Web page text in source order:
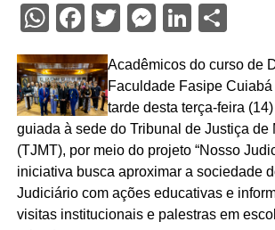
WhatsApp
Facebook
Twitter
Acadêmicos do curso de
Faculdade Fasipe
tarde desta terça-feira
guiada à sede do Tribunal de Justiça de
(TJMT), por meio do projeto “Nosso
iniciativa busca aproximar a sociedade
Judiciário com ações educativas e
visitas institucionais e palestras em